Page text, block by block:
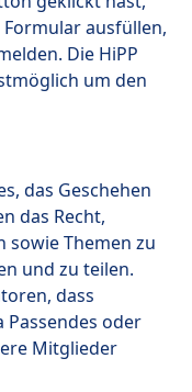
ausfüllen,
Die HiPP
um den
das Geschehen
das Recht,
sowie Themen zu
und zu teilen.
dass
oder
Mitglieder